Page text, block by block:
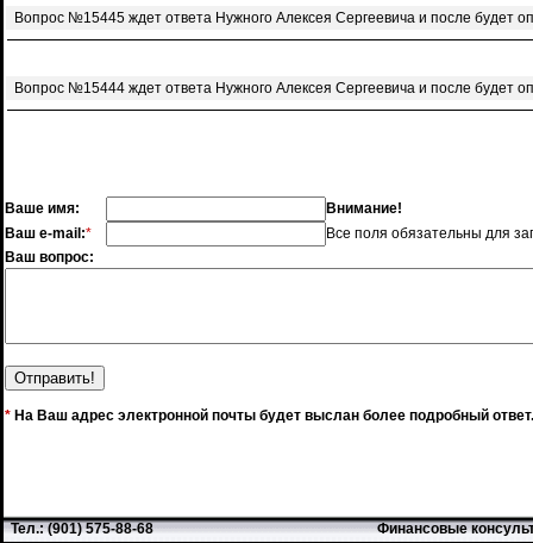
Вопрос №15445 ждет ответа Нужного Алексея Сергеевича и после будет
Вопрос №15444 ждет ответа Нужного Алексея Сергеевича и после будет
Ваше имя:
Внимание!
Ваш e-mail:*
Все поля обязательны для
Ваш вопрос:
* На Ваш адрес электронной почты будет выслан более подробный ответ.
Тел.: (901) 575-88-68 Финансовые